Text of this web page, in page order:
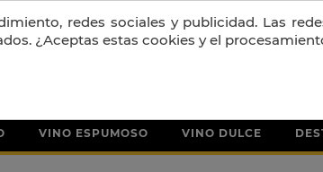
VINO ESPUMOSO VINO DULCE
redes sociales y publicidad. Las
¿Aceptas estas cookies y el